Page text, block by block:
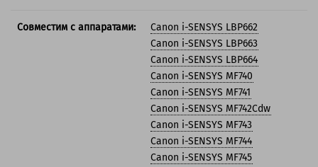
Совместим с аппаратами:
Canon i-SENSYS LBP662
Canon i-SENSYS LBP663
Canon i-SENSYS LBP664
Canon i-SENSYS MF740
Canon i-SENSYS MF741
Canon i-SENSYS MF742Cdw
Canon i-SENSYS MF743
Canon i-SENSYS MF744
Canon i-SENSYS MF745